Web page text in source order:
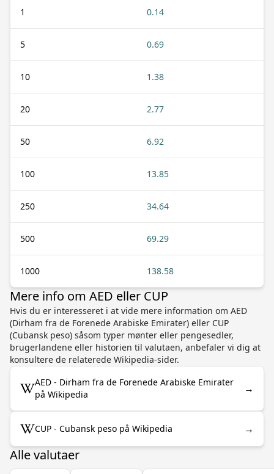
1 0.14
5 0.69
10 1.38
20 2.77
50 6.92
100 13.85
250 34.64
500 69.29
1000 138.58
Mere info om AED eller CUP
Hvis du er interesseret i at vide mere information om AED
(Dirham fra de Forenede Arabiske Emirater) eller CUP
(Cubansk peso) såsom typer mønter eller pengesedler,
brugerlandene eller historien til valutaen, anbefaler vi dig at
konsultere de relaterede Wikipedia-sider.
AED - Dirham fra de Forenede Arabiske Emirater
på Wikipedia
→
CUP - Cubansk peso på Wikipedia →
Alle valutaer